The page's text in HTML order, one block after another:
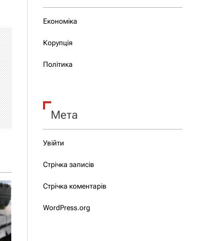
Економіка
Корупція
Політика
Мета
Увійти
Стрічка записів
Стрічка коментарів
WordPress.org